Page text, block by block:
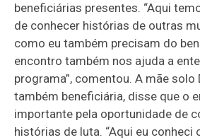
beneficiárias presentes. “Aqui
de conhecer histórias de outras
como eu também precisam do
encontro também nos ajuda a
programa”, comentou. A mãe solo
também beneficiária, disse que o
importante pela oportunidade de
histórias de luta. “Aqui eu conheci